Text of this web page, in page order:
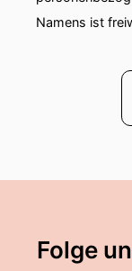
Namens ist
Folge